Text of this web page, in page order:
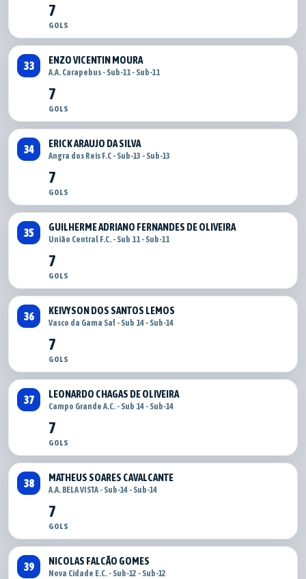
7
GOLS
33 ENZO VICENTIN MOURA
A.A. Carapebus - Sub-11 - Sub-11
7
GOLS
34 ERICK ARAUJO DA SILVA
Angra dos Reis F.C - Sub-13 - Sub-13
7
GOLS
35 GUILHERME ADRIANO FERNANDES DE OLIVEIRA
União Central F.C. - Sub 11 - Sub-11
7
GOLS
36 KEIVYSON DOS SANTOS LEMOS
Vasco da Gama Saf - Sub 14 - Sub-14
7
GOLS
37 LEONARDO CHAGAS DE OLIVEIRA
Campo Grande A.C. - Sub 14 - Sub-14
7
GOLS
38 MATHEUS SOARES CAVALCANTE
A.A. BELA VISTA - Sub-14 - Sub-14
7
GOLS
39 NICOLAS FALCÃO GOMES
Nova Cidade E.C. - Sub-12 - Sub-12